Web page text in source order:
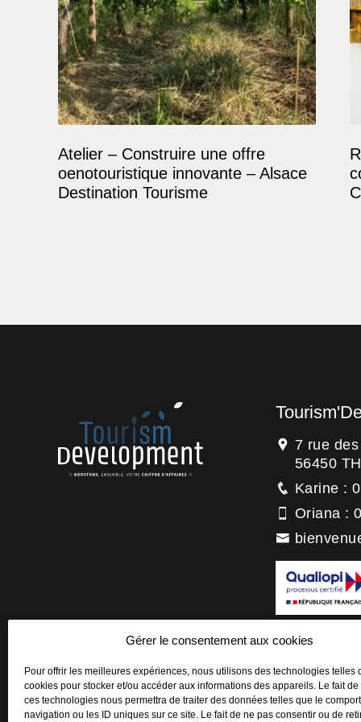
Gérer le consentement aux cookies
Pour offrir les meilleures expériences, nous utilisons des technologies telles
cookies pour stocker et/ou accéder aux informations des appareils. Le fait
ces technologies nous permettra de traiter des données telles que le
navigation ou les ID uniques sur ce site. Le fait de ne pas consentir ou de
Atelier – Construire une offre
oenotouristique innovante – Alsace
Destination Tourisme
7 rue
56450
Karine :
Oriana :
La
titre de la